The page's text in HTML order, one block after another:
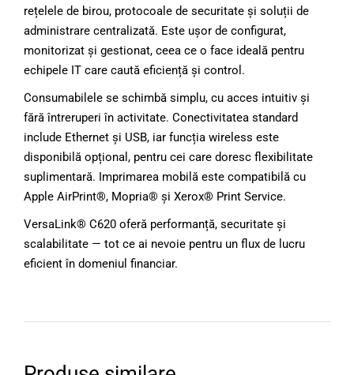
rețelele de birou, protocoale de securitate și soluții de
administrare centralizată. Este ușor de configurat,
monitorizat și gestionat, ceea ce o face ideală pentru
echipele IT care caută eficiență și control.
Consumabilele se schimbă simplu, cu acces intuitiv și
fără întreruperi în activitate. Conectivitatea standard
include Ethernet și USB, iar funcția wireless este
disponibilă opțional, pentru cei care doresc flexibilitate
suplimentară. Imprimarea mobilă este compatibilă cu
Apple AirPrint®, Mopria® și Xerox® Print Service.
VersaLink® C620 oferă performanță, securitate și
scalabilitate — tot ce ai nevoie pentru un flux de lucru
eficient în domeniul financiar.